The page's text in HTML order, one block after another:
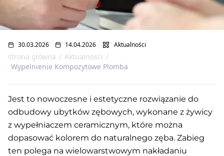
30.03.2026 14.04.2026 Aktualności
strona główna / Aktualnosci /
Wypelnienie Kompozytowe Plomba
Jest to nowoczesne i estetyczne rozwiązanie do
odbudowy ubytków zębowych, wykonane z żywicy
z wypełniaczem ceramicznym, które można
dopasować kolorem do naturalnego zęba. Zabieg
ten polega na wielowarstwowym nakładaniu